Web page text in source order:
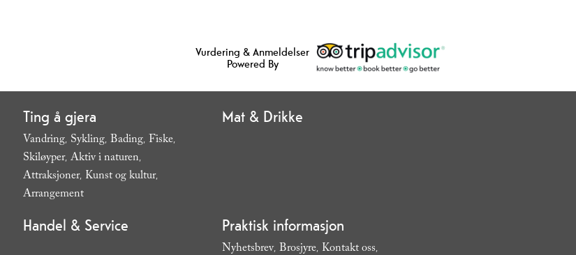
Vurdering & Anmeldelser
Powered By
Ting å gjera
Vandring, Sykling, Bading, Fiske,
Skiløyper, Aktiv i naturen,
Attraksjoner, Kunst og kultur,
Arrangement,
Mat & Drikke
Handel & Service Praktisk informasjon
Nyhetsbrev, Brosjyre, Kontakt oss,